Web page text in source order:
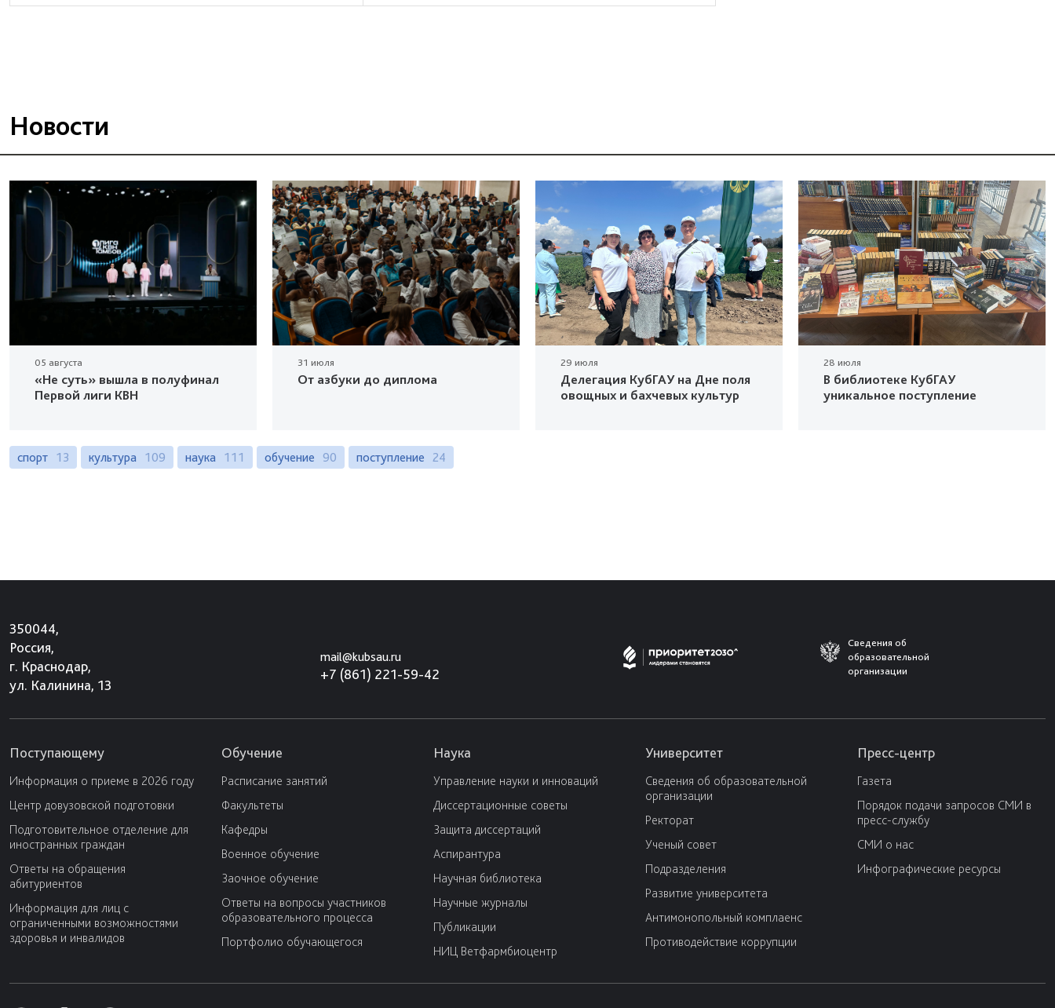
Новости
05 августа
«Не суть» вышла в полуфинал
Первой лиги КВН
31 июля
От азбуки до диплома
29 июля
Делегация КубГАУ на Дне поля
овощных и бахчевых культур
28 июля
В библиотеке КубГАУ
уникальное поступление
спорт 13 культура 109 наука 111 обучение 90 поступление 24
350044,
Россия,
г. Краснодар,
ул. Калинина, 13
mail@kubsau.ru
+7 (861) 221-59-42
Сведения об
образовательной
организации
Поступающему
Информация о приеме в 2026 году
Центр довузовской подготовки
Подготовительное отделение для
иностранных граждан
Ответы на обращения
абитуриентов
Информация для лиц с
ограниченными возможностями
здоровья и инвалидов
Обучение
Расписание занятий
Факультеты
Кафедры
Военное обучение
Заочное обучение
Ответы на вопросы участников
образовательного процесса
Портфолио обучающегося
Наука
Управление науки и инноваций
Диссертационные советы
Защита диссертаций
Аспирантура
Научная библиотека
Научные журналы
Публикации
НИЦ Ветфармбиоцентр
Университет
Сведения об образовательной
организации
Ректорат
Ученый совет
Подразделения
Развитие университета
Антимонопольный комплаенс
Противодействие коррупции
Пресс-центр
Газета
Порядок подачи запросов СМИ в
пресс-службу
СМИ о нас
Инфографические ресурсы